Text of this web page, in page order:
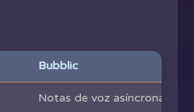
Bubblic
Notas de voz asíncronas